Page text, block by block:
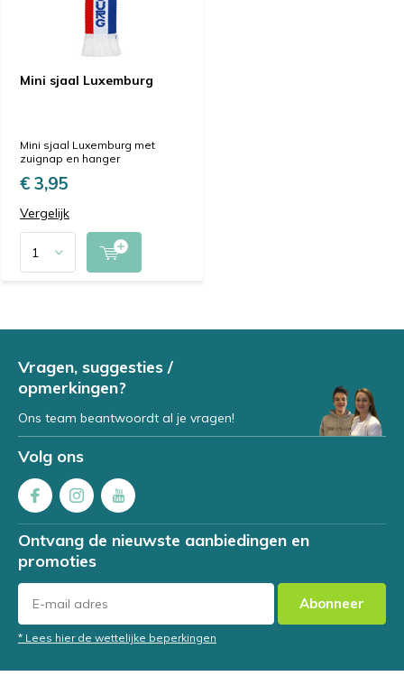
Mini sjaal Luxemburg
Mini sjaal Luxemburg met
zuignap en hanger
€ 3,95
Vergelijk
Vragen, suggesties /
opmerkingen?
Ons team beantwoordt al je vragen!
Volg ons
Ontvang de nieuwste aanbiedingen en
promoties
Abonneer
* Lees hier de wettelijke beperkingen